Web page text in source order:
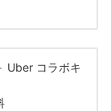
Uber コラボキ